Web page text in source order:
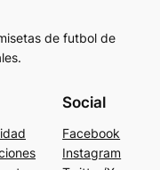
de futbol de
Social
Facebook
Instagram